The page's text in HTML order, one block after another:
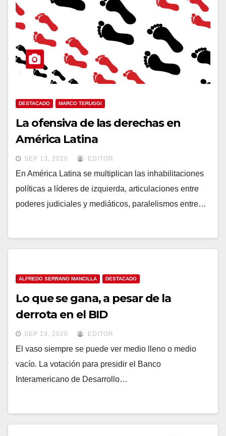
DESTACADO MARCO TERUGGI
La ofensiva de las derechas en
América Latina
SEP 13, 2020 EDITOR
En América Latina se multiplican las inhabilitaciones
políticas a líderes de izquierda, articulaciones entre
poderes judiciales y mediáticos, paralelismos entre…
ALFREDO SERRANO MANCILLA DESTACADO
Lo que se gana, a pesar de la
derrota en el BID
SEP 13, 2020 EDITOR
El vaso siempre se puede ver medio lleno o medio
vacío. La votación para presidir el Banco
Interamericano de Desarrollo…